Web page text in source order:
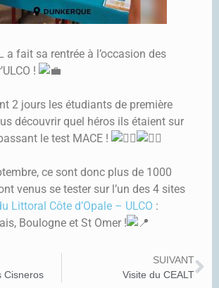
a fait sa rentrée à l’occasion des
!
2 jours les étudiants de première
découvrir quel héros ils étaient sur
le test MACE !
ce sont donc plus de 1000
venus se tester sur l’un des 4 sites
Littoral Côte d’Opale – ULCO :
Boulogne et St Omer !
Cisneros
SUIVANT
Visite du CEALT